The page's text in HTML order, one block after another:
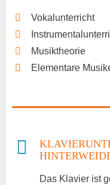
Vokalunterricht
Musiktheorie
Elementare
Das Klavier ist